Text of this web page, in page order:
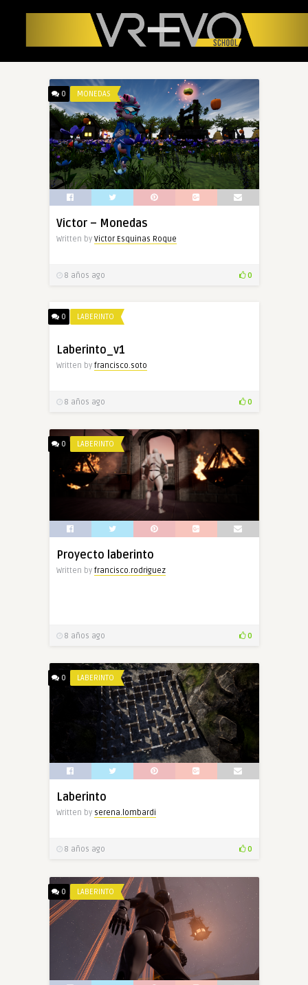
0 MONEDAS
Victor – Monedas
Written by Victor Esquinas Roque
8 años ago 0
0 LABERINTO
Laberinto_v1
Written by francisco.soto
8 años ago 0
0 LABERINTO
Proyecto laberinto
Written by francisco.rodriguez
8 años ago 0
0 LABERINTO
Laberinto
Written by serena.lombardi
8 años ago 0
0 LABERINTO